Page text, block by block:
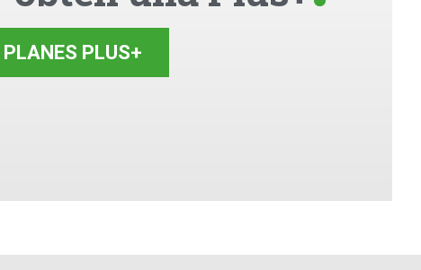
PLANES PLUS+